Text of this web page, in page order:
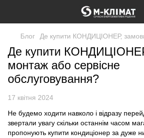
Блог Де купити КОНДИЦІОНЕР,
Де купити
монтаж або сервісне
обслуговування?
17 квітня 2024
Не будемо ходити навколо і відразу
звертали увагу скільки останнім часом
пропонують купити кондиціонер за дуже